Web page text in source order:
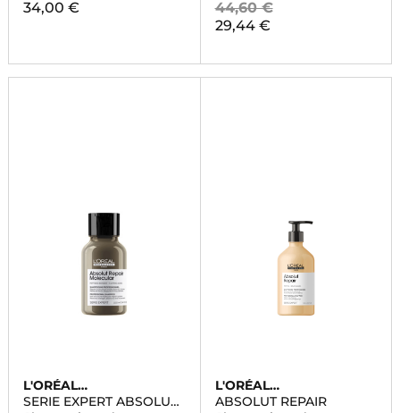
34,00 €
44,60 €
29,44 €
L'ORÉAL
PROFESSIONNEL
SERIE EXPERT ABSOLUT
L'ORÉAL
PROFESSIONNEL
ABSOLUT REPAIR